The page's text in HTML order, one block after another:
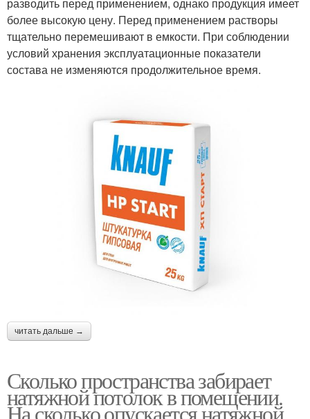
разводить перед применением, однако продукция имеет
более высокую цену. Перед применением растворы
тщательно перемешивают в емкости. При соблюдении
условий хранения эксплуатационные показатели
состава не изменяются продолжительное время.
читать дальше →
Сколько пространства забирает
натяжной потолок в помещении.
На сколько опускается натяжной